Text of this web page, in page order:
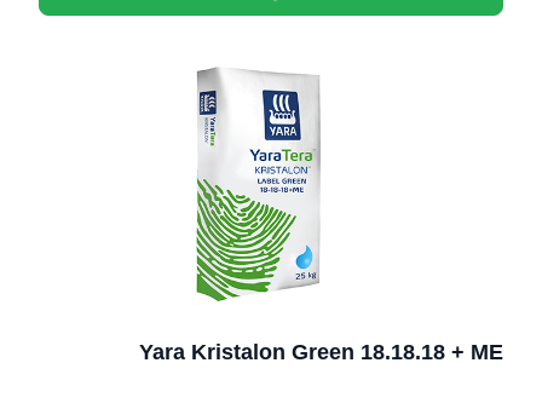
Yara Kristalon Green 18.18.18 + ME